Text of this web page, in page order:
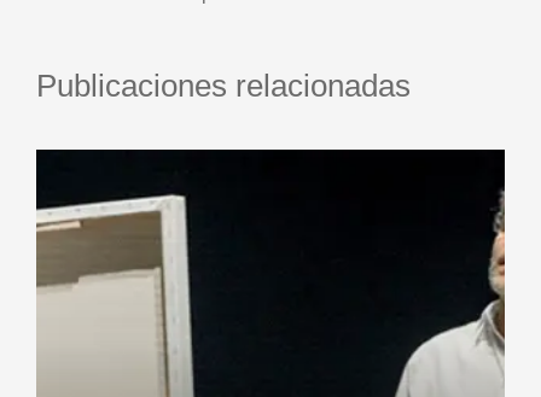
Publicaciones relacionadas